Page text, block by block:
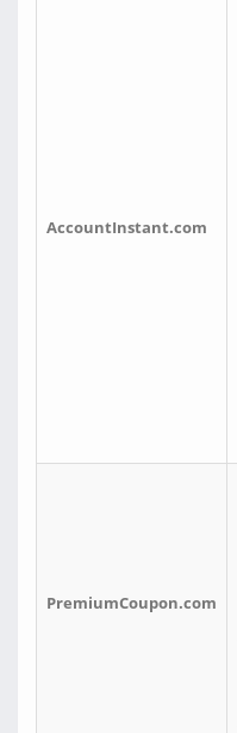
AccountInstant.com
PremiumCoupon.com